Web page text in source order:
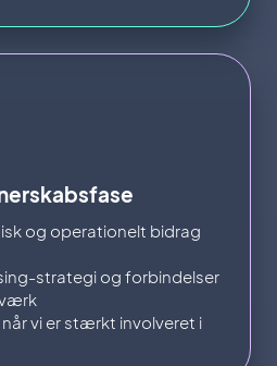
og operationelt bidrag
strategi og forbindelser
vi er stærkt involveret i